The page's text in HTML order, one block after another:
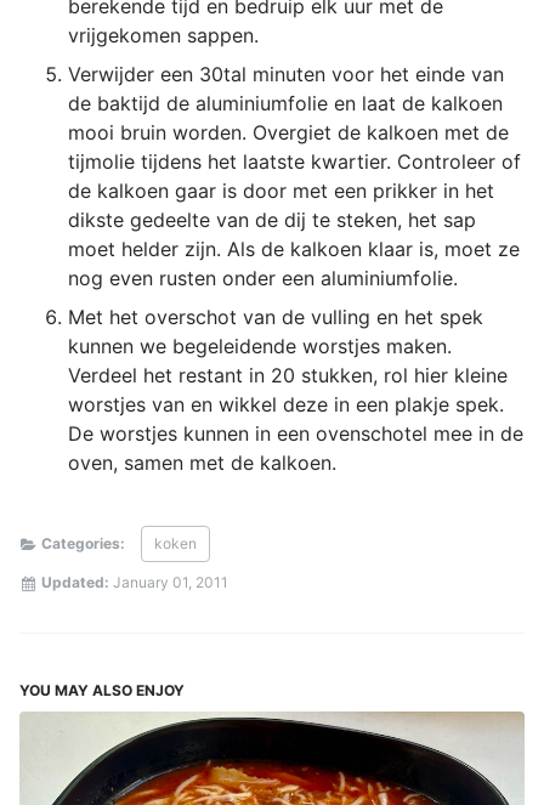
berekende tijd en bedruip elk uur met de
vrijgekomen sappen.
Verwijder een 30tal minuten voor het einde van
de baktijd de aluminiumfolie en laat de kalkoen
mooi bruin worden. Overgiet de kalkoen met de
tijmolie tijdens het laatste kwartier. Controleer of
de kalkoen gaar is door met een prikker in het
dikste gedeelte van de dij te steken, het sap
moet helder zijn. Als de kalkoen klaar is, moet ze
nog even rusten onder een aluminiumfolie.
Met het overschot van de vulling en het spek
kunnen we begeleidende worstjes maken.
Verdeel het restant in 20 stukken, rol hier kleine
worstjes van en wikkel deze in een plakje spek.
De worstjes kunnen in een ovenschotel mee in de
oven, samen met de kalkoen.
Categories: koken
Updated: January 01, 2011
YOU MAY ALSO ENJOY